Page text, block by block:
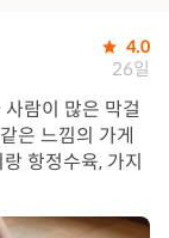
4.0
26일
람이 많은 막걸
은 느낌의 가게
항정수육, 가지